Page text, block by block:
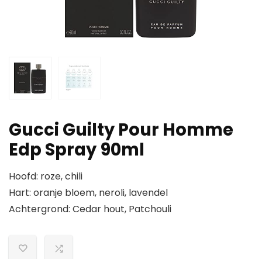
Gucci Guilty Pour Homme
Edp Spray 90ml
Hoofd: roze, chili
Hart: oranje bloem, neroli, lavendel
Achtergrond: Cedar hout, Patchouli